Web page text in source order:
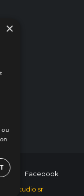
Facebook
Studio srl
×
ou